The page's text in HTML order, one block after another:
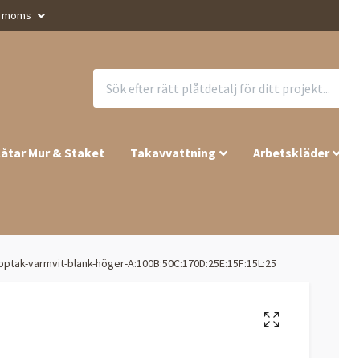
moms
Mur & Staket Takavvattning Arbetskläder
varmvit-blank-höger-A:100B:50C:170D:25E:15F:15L:25